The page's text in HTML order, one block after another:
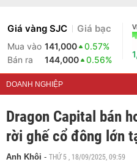
Giá vàng SJC Giá bạc
Mua vào 141,000
0.57%
Bán ra
144,000 0.56%
DOANH NGHIỆP
Dragon Capital bán
rời ghế cổ đông lớn
Anh Khôi - THỨ 5 , 18/09/2025, 09:59